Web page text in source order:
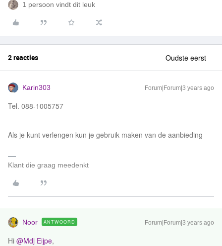
1 persoon vindt dit leuk
2 reacties Oudste eerst
Karin303 Forum|Forum|3 years ago
Tel. 088-1005757
Als je kunt verlengen kun je gebruik maken van de aanbieding
Klant die graag meedenkt
Noor ANTWOORD Forum|Forum|3 years ago
Hi @Mdj Eijpe,